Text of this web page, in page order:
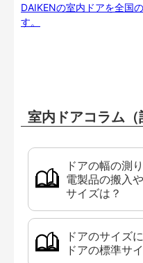
DAIKENの室内ドアを全国
す。
室内ドアコラム（
ドアの幅の測
電製品の搬入
サイズは？
ドアのサイズ
ドアの標準サ